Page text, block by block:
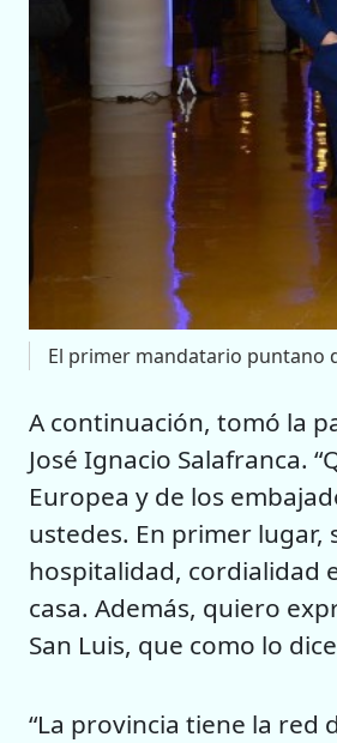
El primer mandatario puntano
A continuación, tomó la
José Ignacio Salafranca.
Europea y de los
ustedes. En primer
hospitalidad, cordialidad
casa. Además, quiero
San Luis, que como lo
“La provincia tiene la red